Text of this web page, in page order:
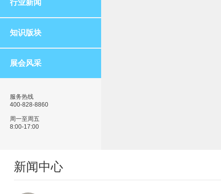
行业新闻
知识版块
展会风采
服务热线
400-828-8860
周一至周五
8:00-17:00
新闻中心